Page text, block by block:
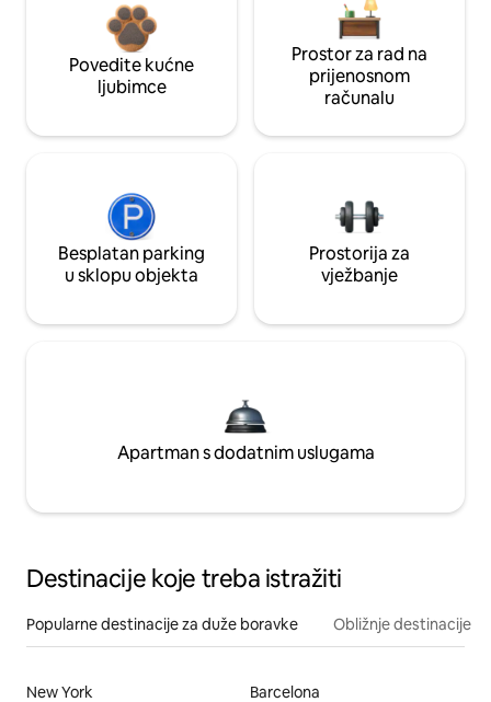
Povedite kućne
ljubimce
Prostor za rad na
prijenosnom
računalu
Besplatan parking
u sklopu objekta
Prostorija za
vježbanje
Apartman s dodatnim uslugama
Destinacije koje treba istražiti
Popularne destinacije za duže boravke Obližnje destinacije
New York
Barcelona